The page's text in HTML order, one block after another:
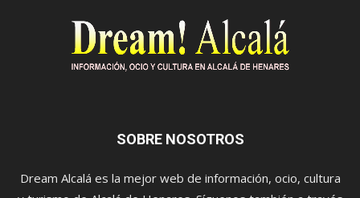
SOBRE NOSOTROS
Dream Alcalá es la mejor web de información, ocio, cultura